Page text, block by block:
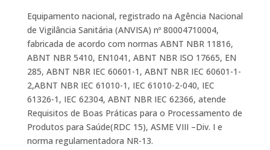
Equipamento nacional, registrado na Agência Nacional
de Vigilância Sanitária (ANVISA) nº 80004710004,
fabricada de acordo com normas ABNT NBR 11816,
ABNT NBR 5410, EN1041, ABNT NBR ISO 17665, EN
285, ABNT NBR IEC 60601-1, ABNT NBR IEC 60601-1-
2,ABNT NBR IEC 61010-1, IEC 61010-2-040, IEC
61326-1, IEC 62304, ABNT NBR IEC 62366, atende
Requisitos de Boas Práticas para o Processamento de
Produtos para Saúde(RDC 15), ASME VIII –Div. I e
norma regulamentadora NR-13.